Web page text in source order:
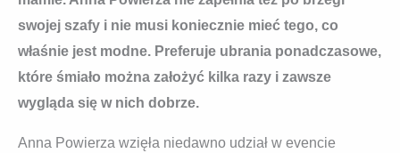
swojej szafy i nie musi koniecznie mieć tego, co
właśnie jest modne. Preferuje ubrania ponadczasowe,
które śmiało można założyć kilka razy i zawsze
wygląda się w nich dobrze.
Anna Powierza wzięła niedawno udział w evencie